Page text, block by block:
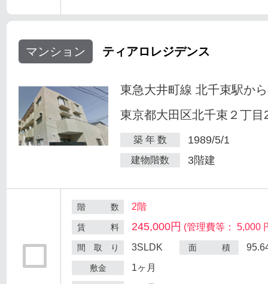
マンション ティアロレジデンス
東急大井町線 北千束駅か
東京都大田区北千束２丁目
築 年 数 1989/5/1
建物階数 3階建
階 数 2階
賃 料 245,000円 (管理費等： 5,000
間 取 り 3SLDK 面 積
敷金 1ヶ月